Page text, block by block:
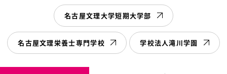
名古屋文理大学短期大学部
名古屋文理栄養士専門学校 学校法人滝川学園